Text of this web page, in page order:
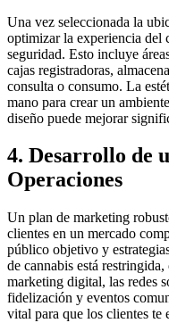
Una vez seleccionada la
optimizar la experiencia del
seguridad. Esto incluye
cajas registradoras,
consulta o consumo. La
mano para crear un
diseño puede mejorar
4. Desarrollo de
Operaciones
Un plan de marketing
clientes en un mercado
público objetivo y
de cannabis está
marketing digital, las redes
fidelización y eventos
vital para que los clientes te